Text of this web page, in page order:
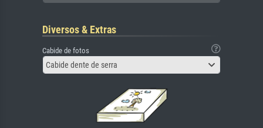
Diversos & Extras
Cabide de fotos
Cabide dente de serra